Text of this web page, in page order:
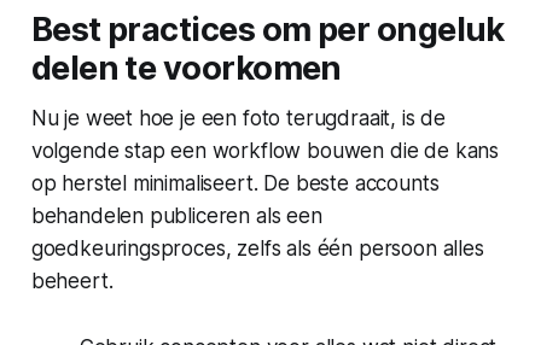
Best practices om per ongeluk
delen te voorkomen
Nu je weet hoe je een foto terugdraait, is de
volgende stap een workflow bouwen die de kans
op herstel minimaliseert. De beste accounts
behandelen publiceren als een
goedkeuringsproces, zelfs als één persoon alles
beheert.